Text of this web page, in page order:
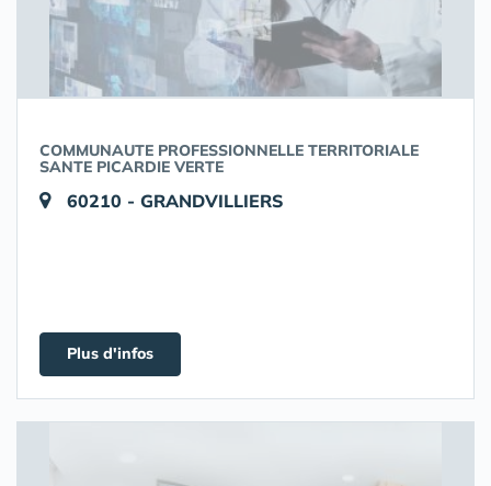
COMMUNAUTE PROFESSIONNELLE TERRITORIALE
SANTE PICARDIE VERTE
60210 - GRANDVILLIERS
Plus d'infos